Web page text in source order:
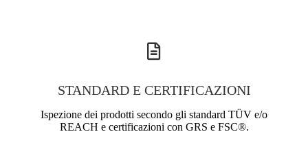
STANDARD E CERTIFICAZIONI
Ispezione dei prodotti secondo gli standard TÜV e/o
REACH e certificazioni con GRS e FSC®.